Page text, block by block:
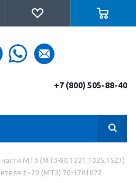
+7 (800) 505-88-40
части МТЗ (МТЗ-80,1221,1025,1523)
z=20 (МТЗ) 70-1701072